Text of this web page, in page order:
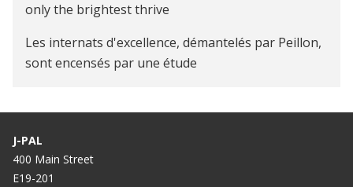
only the brightest thrive
Les internats d'excellence, démantelés par Peillon,
sont encensés par une étude
Sourdun
"L'internat d'excellence fait progresser les élèves
en maths, pas en français"
J-PAL
400 Main Street
E19-201